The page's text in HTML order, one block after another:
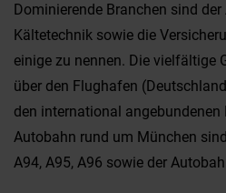
Dominierende Branchen sind
Kältetechnik sowie die
einige zu nennen. Die vielfältige
über den Flughafen
den international angebundenen
Autobahn rund um München
A94, A95, A96 sowie der